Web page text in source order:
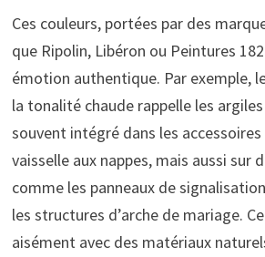
Ces couleurs, portées par des
que Ripolin, Libéron ou Peintures
émotion authentique. Par exemple,
la tonalité chaude rappelle les
souvent intégré dans les
vaisselle aux nappes, mais aussi sur
comme les panneaux de
les structures d’arche de mariage.
aisément avec des matériaux